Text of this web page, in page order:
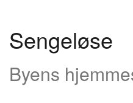
indholdSengeløse
Byens